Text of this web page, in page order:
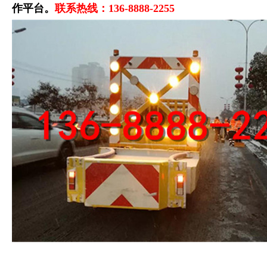
作平台。 联系热线：136-8888-2255